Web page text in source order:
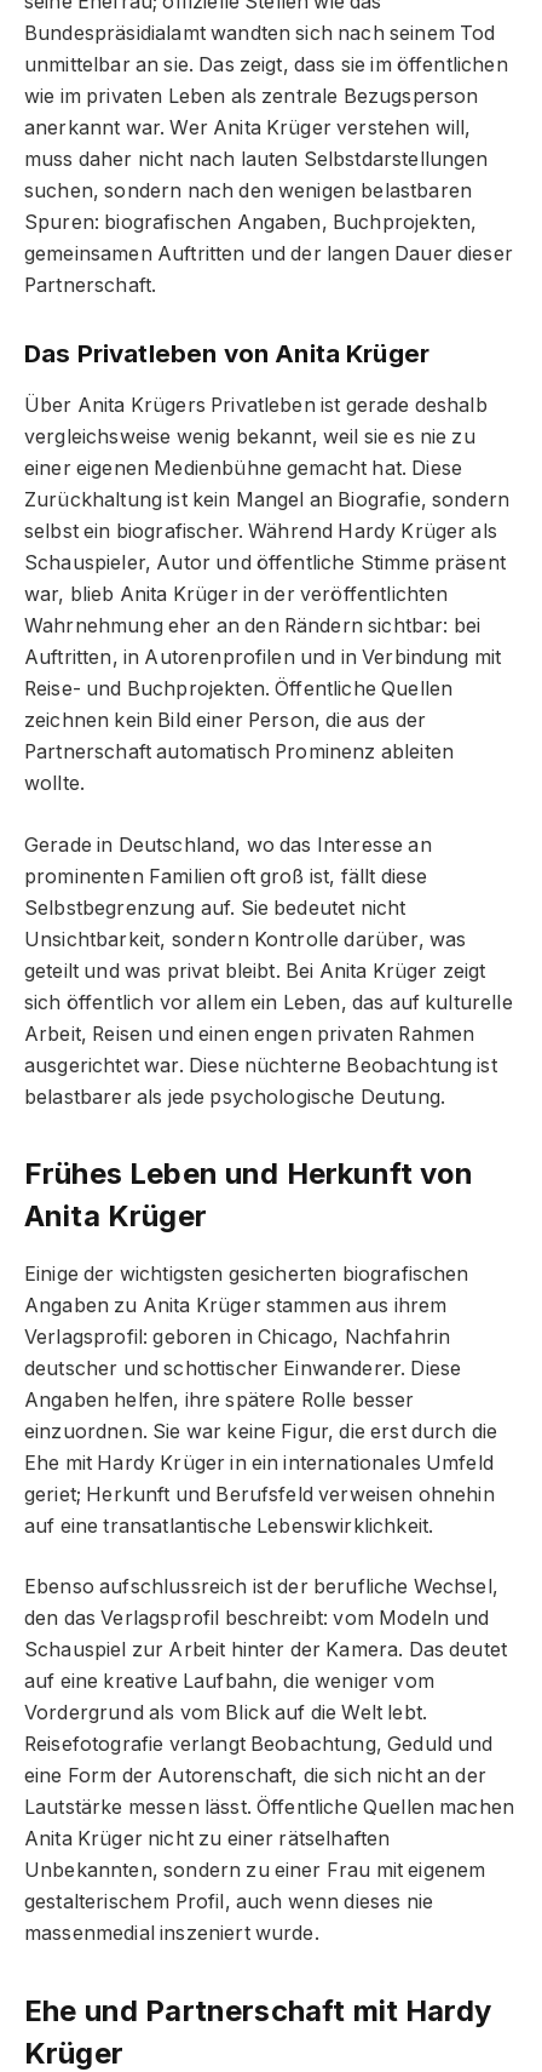
Bundespräsidialamt wandten sich nach seinem Tod
unmittelbar an sie. Das zeigt, dass sie im öffentlichen
wie im privaten Leben als zentrale Bezugsperson
anerkannt war. Wer Anita Krüger verstehen will,
muss daher nicht nach lauten Selbstdarstellungen
suchen, sondern nach den wenigen belastbaren
Spuren: biografischen Angaben, Buchprojekten,
gemeinsamen Auftritten und der langen Dauer dieser
Partnerschaft.
Das Privatleben von Anita Krüger
Über Anita Krügers Privatleben ist gerade deshalb
vergleichsweise wenig bekannt, weil sie es nie zu
einer eigenen Medienbühne gemacht hat. Diese
Zurückhaltung ist kein Mangel an Biografie, sondern
selbst ein biografischer. Während Hardy Krüger als
Schauspieler, Autor und öffentliche Stimme präsent
war, blieb Anita Krüger in der veröffentlichten
Wahrnehmung eher an den Rändern sichtbar: bei
Auftritten, in Autorenprofilen und in Verbindung mit
Reise- und Buchprojekten. Öffentliche Quellen
zeichnen kein Bild einer Person, die aus der
Partnerschaft automatisch Prominenz ableiten
wollte.
Gerade in Deutschland, wo das Interesse an
prominenten Familien oft groß ist, fällt diese
Selbstbegrenzung auf. Sie bedeutet nicht
Unsichtbarkeit, sondern Kontrolle darüber, was
geteilt und was privat bleibt. Bei Anita Krüger zeigt
sich öffentlich vor allem ein Leben, das auf kulturelle
Arbeit, Reisen und einen engen privaten Rahmen
ausgerichtet war. Diese nüchterne Beobachtung ist
belastbarer als jede psychologische Deutung.
Frühes Leben und Herkunft von
Anita Krüger
Einige der wichtigsten gesicherten biografischen
Angaben zu Anita Krüger stammen aus ihrem
Verlagsprofil: geboren in Chicago, Nachfahrin
deutscher und schottischer Einwanderer. Diese
Angaben helfen, ihre spätere Rolle besser
einzuordnen. Sie war keine Figur, die erst durch die
Ehe mit Hardy Krüger in ein internationales Umfeld
geriet; Herkunft und Berufsfeld verweisen ohnehin
auf eine transatlantische Lebenswirklichkeit.
Ebenso aufschlussreich ist der berufliche Wechsel,
den das Verlagsprofil beschreibt: vom Modeln und
Schauspiel zur Arbeit hinter der Kamera. Das deutet
auf eine kreative Laufbahn, die weniger vom
Vordergrund als vom Blick auf die Welt lebt.
Reisefotografie verlangt Beobachtung, Geduld und
eine Form der Autorenschaft, die sich nicht an der
Lautstärke messen lässt. Öffentliche Quellen machen
Anita Krüger nicht zu einer rätselhaften
Unbekannten, sondern zu einer Frau mit eigenem
gestalterischem Profil, auch wenn dieses nie
massenmedial inszeniert wurde.
Ehe und Partnerschaft mit Hardy
Krüger